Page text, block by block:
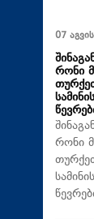
07
რონი
რონი